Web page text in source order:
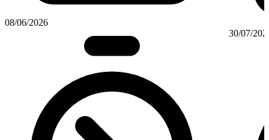
08/06/2026
30/07/